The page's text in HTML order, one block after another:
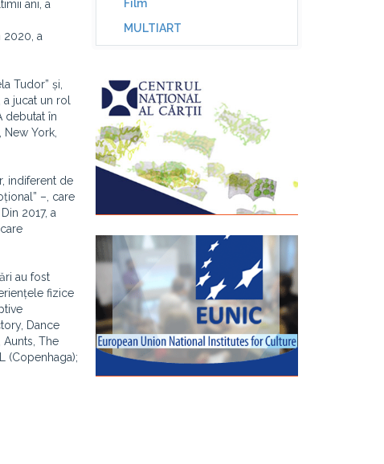
ani, a
2020, a
Tudor” și,
jucat un rol
debutat în
York,
indiferent de
–, care
2017, a
au fost
fizice
Dance
The
(Copenhaga);
Film
MULTIART